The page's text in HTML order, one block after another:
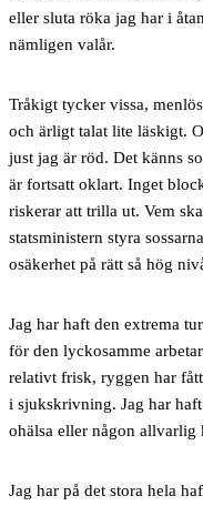
eller sluta röka jag har i
nämligen valår.
Tråkigt tycker vissa,
och ärligt talat lite läskigt.
just jag är röd. Det känns
är fortsatt oklart. Inget
riskerar att trilla ut. Vem
statsministern styra
osäkerhet på rätt så hög
Jag har haft den extrema
för den lyckosamme
relativt frisk, ryggen har
i sjukskrivning. Jag har
ohälsa eller någon
Jag har på det stora hela